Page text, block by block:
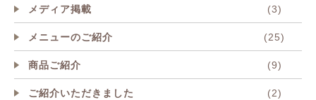
メディア掲載 (3)
メニューのご紹介 (25)
商品ご紹介 (9)
ご紹介いただきました (2)